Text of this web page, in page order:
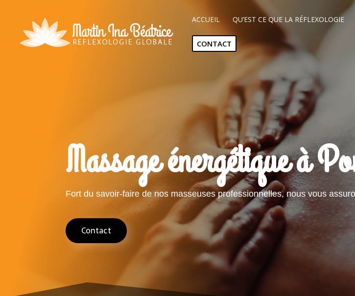
ACCUEIL QU’EST CE QUE LA RÉFLEXOLOGIE
CONTACT
Massage énergétique à
Fort du savoir-faire de nos masseuses professionnelles, nous vous
Contact